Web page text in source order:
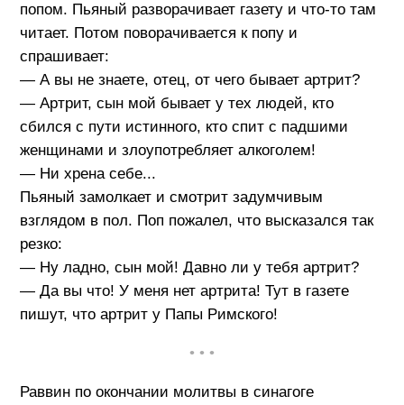
попом. Пьяный разворачивает газету и что-то там
читает. Потом поворачивается к попу и
спрашивает:
— А вы не знаете, отец, от чего бывает артрит?
— Артрит, сын мой бывает у тех людей, кто
сбился с пути истинного, кто спит с падшими
женщинами и злоупотребляет алкоголем!
— Ни хрена себе...
Пьяный замолкает и смотрит задумчивым
взглядом в пол. Поп пожалел, что высказался так
резко:
— Ну ладно, сын мой! Давно ли у тебя артрит?
— Да вы что! У меня нет артрита! Тут в газете
пишут, что артрит у Папы Римского!
• • •
Раввин по окончании молитвы в синагоге